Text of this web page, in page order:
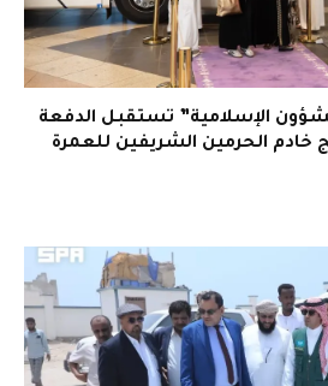
الإسلامية” تستقبل الدفعة
خادم الحرمين الشريفين للعمرة